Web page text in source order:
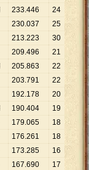
233.446
24
230.037
25
213.223
30
209.496
21
205.863
22
203.791
22
192.178
20
190.404
19
179.065
18
176.261
18
173.285
16
167.690
17